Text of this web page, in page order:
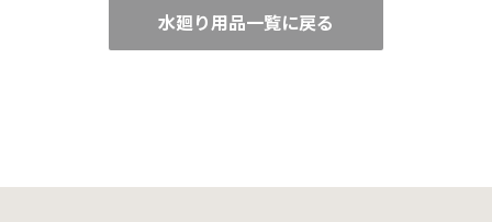
水廻り用品一覧に戻る